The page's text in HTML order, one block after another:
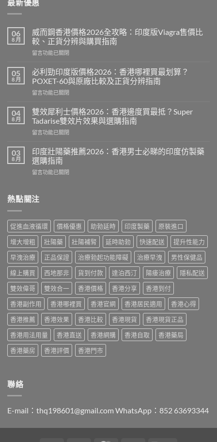
最新優惠
06
8 月
威而鋼香港價格2026全攻略：印度版Viagra售價比
較、正貨分辨與購買指南
在
而
鋼
香
港
格
2026
攻
印
度
Viagra
比
貨
分
辨
與
購
買
指
南〉
中
留言功能已關閉
05
8 月
必利勁印度版價格2026：香港哪裡買最划算？
POXET-60與原廠比較及正貨分辨指南
在
利
勁
印
度
價
格
2026：
香
裡
划
算？
POXET-
60
與
原
廠
比
較
及
正
貨
分
辨
指
南〉
中
留言功能已關閉
04
8 月
雙效犀利士價格2026：香港邊度買最抵？Super
Tadarise雙效片效果與選購指南
在
效
犀
利
士
2026：
邊
度
買
最
抵？
Super
Tadarise
雙
效
片
效
果
與
選
購
指
南〉
留言功能已關閉
03
8 月
印度壯陽藥推薦2026：香港男士必睇的印度仿製藥
選購指南
在
壯
陽
推
薦
2026：
香
港
男
士
必
睇
的
印
度
仿
製
藥
選
購
留言功能已關閉
熱點關注
促進血液循環 價格優惠 助勃延時 印度製藥
原裝進口
增大增粗
壯陽藥 壯陽補腎 延時助勃 快速配送
提升性能力
早洩治療
正品保證 治療勃起功能障礙 治療早洩
男性保健品
線上購買
西地那非 貨到付款 達泊西汀 陽痿治療
隱私配送
雙效偉哥
雙效合一 香港價格 香港分享
香港到付
香港副作用
香港哪裡買 香港官網 香港居民適用
香港心得
香港推薦
香港效果 香港比較 香港現貨
香港現貨正品
香港用法用量
香港直送 香港網購 香港自取
香港藥局
香港藥房
香港評價 香港門市
聯絡
E-mail： thq198601@gmail.com WhatsApp：852 63693344